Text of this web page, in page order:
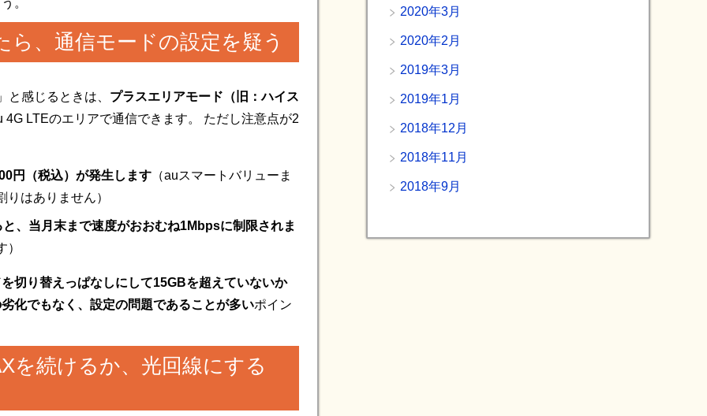
。
、通信モードの設定を疑う
感じるときは、 プラスエリアモード（旧：ハイス
4G LTEのエリアで通信できます。 ただし注意点が2
円（税込）が発生します（auスマートバリューま
はありません）
、当月末まで速度がおおむね1Mbpsに制限されま
切り替えっぱなしにして15GBを超えていないか
化でもなく、設定の問題であることが多いポイン
を続けるか、光回線にする
2020年3月
2020年2月
2019年3月
2019年1月
2018年12月
2018年11月
2018年9月